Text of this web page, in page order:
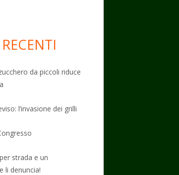
da piccoli riduce
l’invasione dei grilli
strada e un
li denuncia!